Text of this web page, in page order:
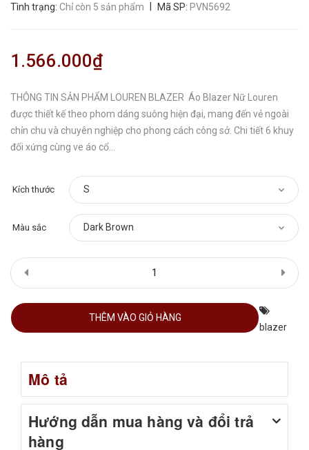
Tình trạng: Chỉ còn 5 sản phẩm Mã SP: PVN5692
1.566.000₫
THÔNG TIN SẢN PHẨM LOUREN BLAZER Áo Blazer Nữ Louren
được thiết kế theo phom dáng suông hiện đại, mang đến vẻ ngoài
chỉn chu và chuyên nghiệp cho phong cách công sở. Chi tiết 6 khuy
đối xứng cùng ve áo cổ...
Kích thước
Màu sắc
THÊM VÀO GIỎ HÀNG
blazer
Mô tả
Hướng dẫn mua hàng và đổi trả
hàng